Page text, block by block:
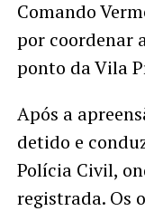
Comando
por coordenar
ponto da Vila
Após a
detido e
Polícia Civil,
registrada. Os